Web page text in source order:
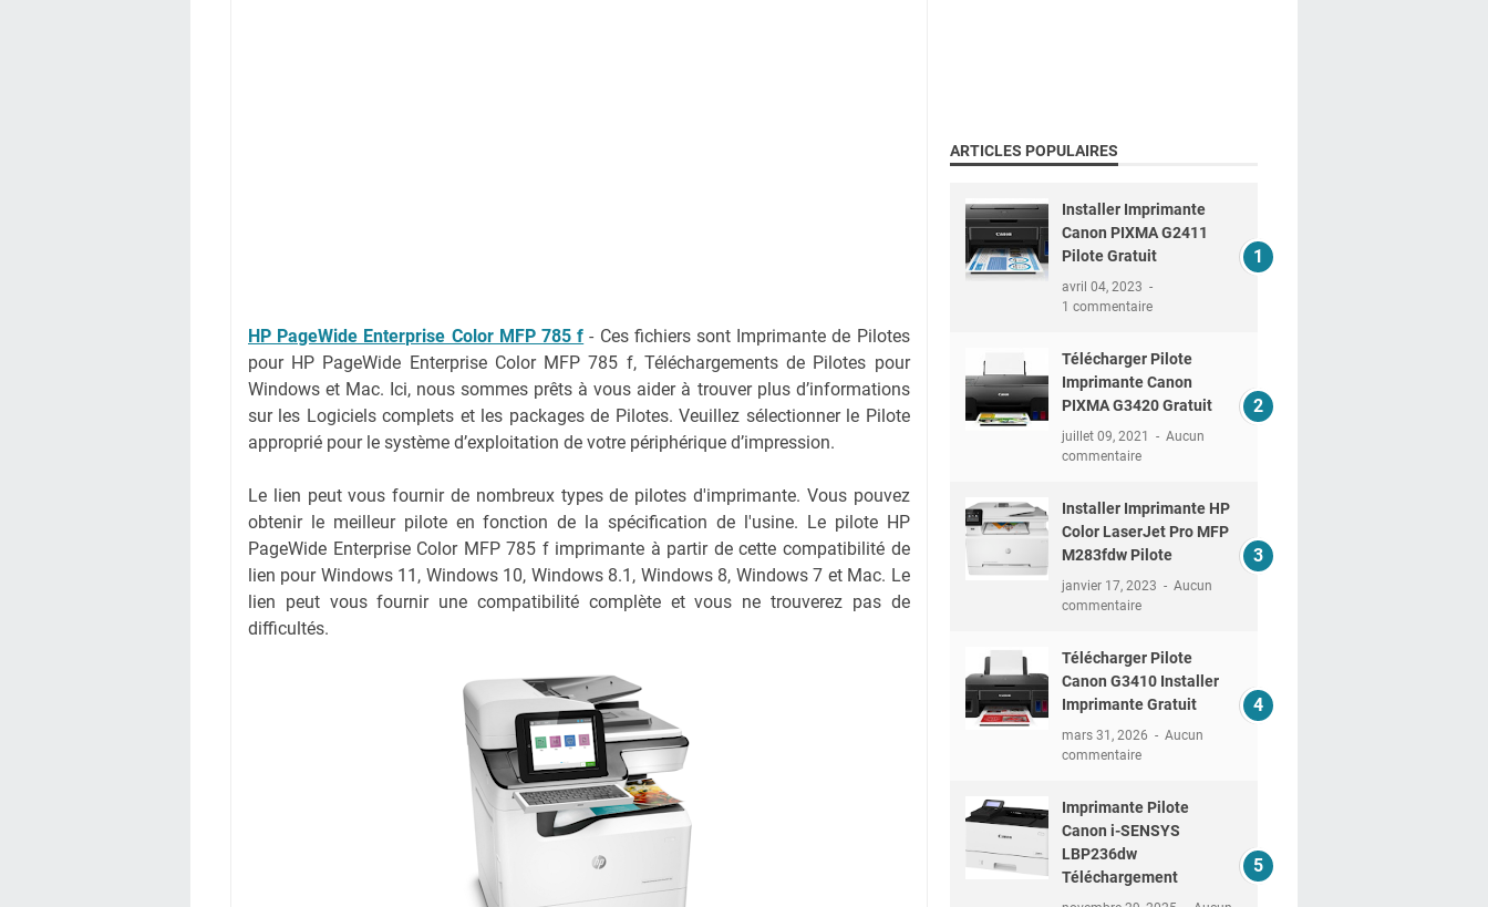
HP PageWide Enterprise Color MFP 785 f - Ces fichiers sont Imprimante de Pilotes
pour HP PageWide Enterprise Color MFP 785 f, Téléchargements de Pilotes pour
Windows et Mac. Ici, nous sommes prêts à vous aider à trouver plus d’informations
sur les Logiciels complets et les packages de Pilotes. Veuillez sélectionner le Pilote
approprié pour le système d’exploitation de votre périphérique d’impression.
Le lien peut vous fournir de nombreux types de pilotes d'imprimante. Vous pouvez
obtenir le meilleur pilote en fonction de la spécification de l'usine. Le pilote HP
PageWide Enterprise Color MFP 785 f imprimante à partir de cette compatibilité de
lien pour Windows 11, Windows 10, Windows 8.1, Windows 8, Windows 7 et Mac. Le
lien peut vous fournir une compatibilité complète et vous ne trouverez pas de
difficultés.
ARTICLES POPULAIRES
Installer Imprimante
Canon PIXMA G2411
Pilote Gratuit
avril 04, 2023
1 commentaire
Télécharger Pilote
Imprimante Canon
PIXMA G3420 Gratuit
juillet 09, 2021
Aucun
commentaire
Installer Imprimante HP
Color LaserJet Pro MFP
M283fdw Pilote
janvier 17, 2023
Aucun
commentaire
Télécharger Pilote
Canon G3410 Installer
Imprimante Gratuit
mars 31, 2026
Aucun
commentaire
Imprimante Pilote
Canon i-SENSYS
LBP236dw
Téléchargement